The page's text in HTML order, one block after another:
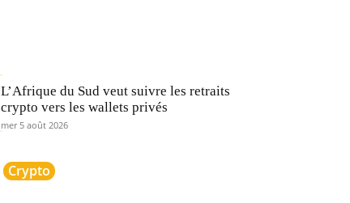
L’Afrique du Sud veut suivre les retraits
crypto vers les wallets privés
mer 5 août 2026
Crypto